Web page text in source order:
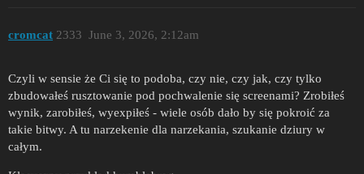
cromcat June 3, 2026, 2:12am
2333
Czyli w sensie że Ci się to podoba, czy nie, czy jak, czy tylko
zbudowałeś rusztowanie pod pochwalenie się screenami? Zrobiłeś
wynik, zarobiłeś, wyexpiłeś - wiele osób dało by się pokroić za
takie bitwy. A tu narzekenie dla narzekania, szukanie dziury w
całym.